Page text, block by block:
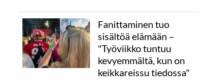
Fanittaminen tuo
sisältöä elämään –
"Työviikko tuntuu
kevyemmältä, kun on
keikkareissu tiedossa"